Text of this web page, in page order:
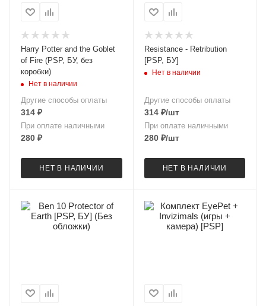
Harry Potter and the Goblet
of Fire (PSP, БУ, без
коробки)
Нет в наличии
Другие способы оплаты
314 ₽
При оплате наличными
280 ₽
НЕТ В НАЛИЧИИ
Resistance - Retribution
[PSP, БУ]
Нет в наличии
Другие способы оплаты
314₽/шт
При оплате наличными
280₽/шт
НЕТ В НАЛИЧИИ